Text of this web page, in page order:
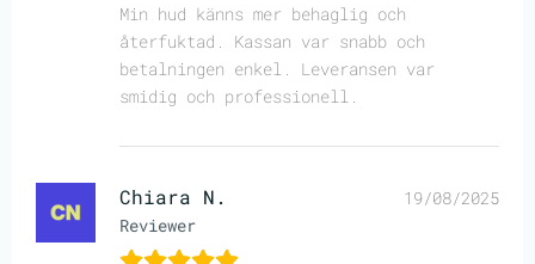
Min hud känns mer behaglig och
återfuktad. Kassan var snabb och
betalningen enkel. Leveransen var
smidig och professionell.
Chiara N.
Reviewer
19/08/2025